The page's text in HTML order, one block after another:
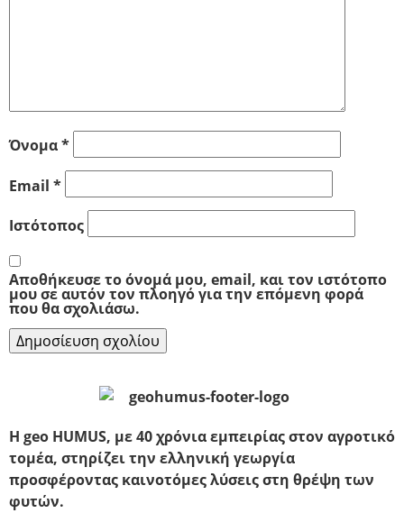
Όνομα*
Email *
Ιστότοπος
Αποθήκευσε το όνομά μου, email, και τον ιστότοπο
μου σε αυτόν τον πλοηγό για την επόμενη φορά
που θα σχολιάσω.
Η geo HUMUS, με 40 χρόνια εμπειρίας στον αγροτικό
τομέα, στηρίζει την ελληνική γεωργία
προσφέροντας καινοτόμες λύσεις στη θρέψη των
φυτών.